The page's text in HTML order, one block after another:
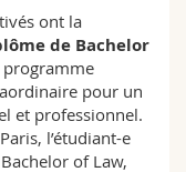
ont la
de Bachelor
programme
pour un
et professionnel.
l’étudiant-e
of Law,